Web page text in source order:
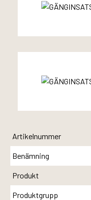
Artikelnummer
Benämning
Produkt
Produktgrupp